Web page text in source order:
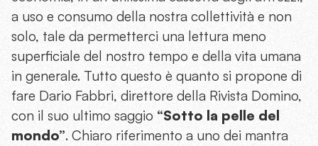
a uso e consumo della nostra collettività e non
solo, tale da permetterci una lettura meno
superficiale del nostro tempo e della vita umana
in generale. Tutto questo è quanto si propone di
fare Dario Fabbri, direttore della Rivista Domino,
con il suo ultimo saggio “Sotto la pelle del
mondo”. Chiaro riferimento a uno dei mantra